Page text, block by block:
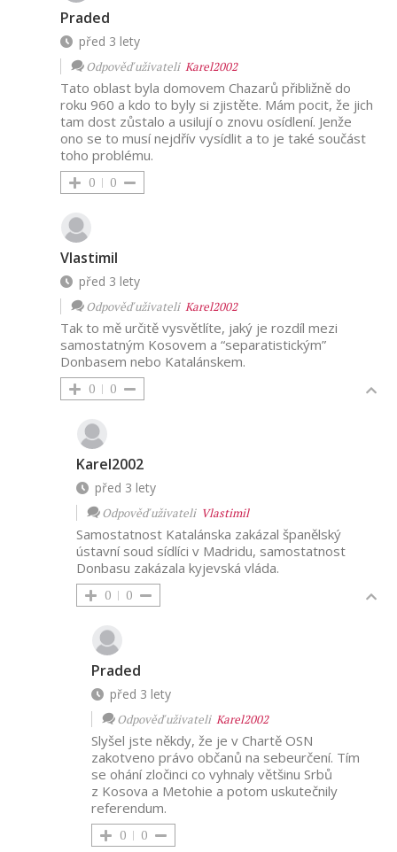
Praded
před 3 lety
Odpověď uživateliKarel2002
Tato oblast byla domovem Chazarů přibližně do
roku 960 a kdo to byly si zjistěte. Mám pocit, že jich
tam dost zůstalo a usilují o znovu osídlení. Jenže
ono se to musí nejdřív vysídlit a to je také součást
toho problému.
0 0
Vlastimil
před 3 lety
Odpověď uživateliKarel2002
Tak to mě určitě vysvětlíte, jaký je rozdíl mezi
samostatným Kosovem a “separatistickým”
Donbasem nebo Katalánskem.
0 0
Karel2002
před 3 lety
Odpověď uživateli Vlastimil
Samostatnost Katalánska zakázal španělský
ústavní soud sídlíci v Madridu, samostatnost
Donbasu zakázala kyjevská vláda.
0 0
Praded
před 3 lety
Odpověď uživateliKarel2002
Slyšel jste někdy, že je v Chartě OSN
zakotveno právo občanů na sebeurčení. Tím
se ohání zločinci co vyhnaly většinu Srbů
z Kosova a Metohie a potom uskutečnily
referendum.
0 0